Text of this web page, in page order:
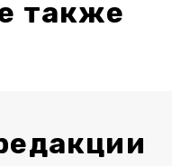
также